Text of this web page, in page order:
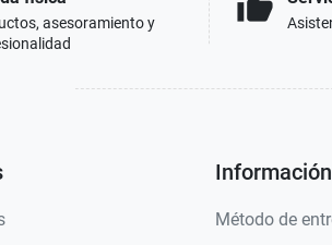
asesoramiento y
Información
Método de